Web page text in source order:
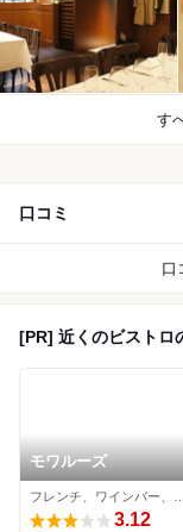
す
口コミ
口
[PR] 近くのビストロ
モワルーズ
3.12